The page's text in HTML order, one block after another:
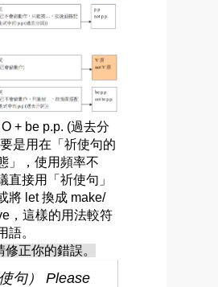
O + be p.p. (過去分
是用在「祈使句的
」，使用頻率不
直接用「祈使句」
將 let 換成 make/
，這樣的用法較符
語。
修正你的錯誤。
使句） Please